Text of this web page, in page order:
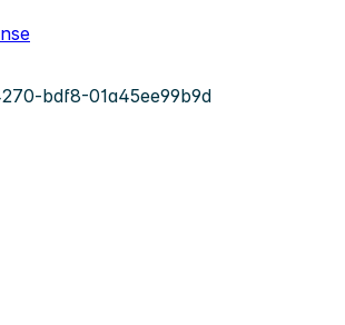
bdf8-01a45ee99b9d